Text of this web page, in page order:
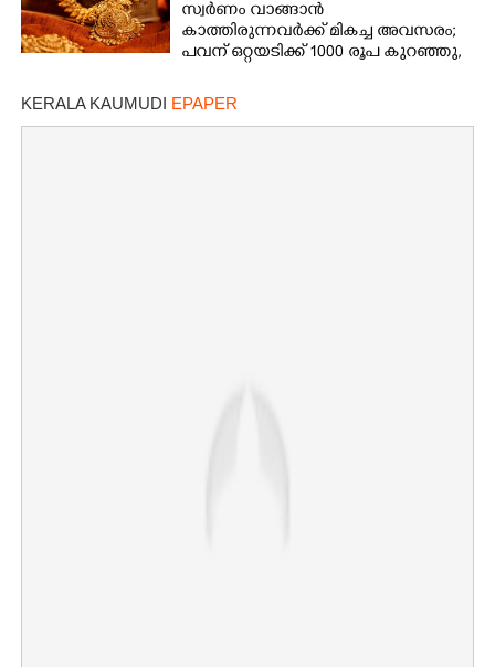
സ്വർണം വാങ്ങാൻ
കാത്തിരുന്നവർക്ക് മികച്ച അവസരം;
പവന് ഒറ്റയടിക്ക് 1000 രൂപ കുറഞ്ഞു,
KERALA KAUMUDI EPAPER